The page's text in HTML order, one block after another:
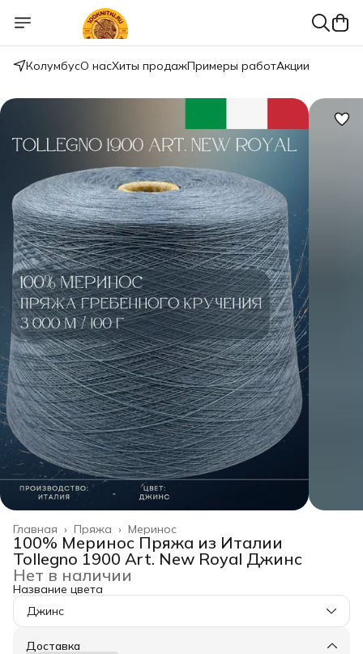
КолумбусО насХиты продажПримеры работАкции
Меринос
Пряжа ›
Главная ›
100% Меринос Пряжа из Италии
Tollegno 1900 Art. New Royal Джинс
Нет в наличии
Название цвета
Джинс
Доставка